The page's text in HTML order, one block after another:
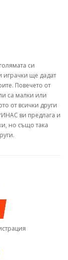
си
играчки ще дадат
Повечето от
са малки или
от всички други
ви предлага и
но също така